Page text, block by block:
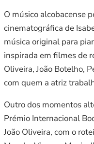
O músico alcobacense
cinematográfica de
música original para
inspirada em filmes de
Oliveira, João Botelho,
com quem a atriz
Outro dos momentos
Prémio Internacional
João Oliveira, com o